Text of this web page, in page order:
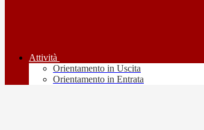
Attività
Orientamento in Uscita
Orientamento in Entrata